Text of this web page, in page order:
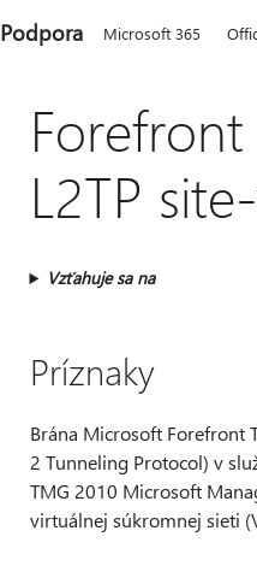
Podpora Microsoft 365
L2TP
Vzťahuje sa na
Príznaky
Brána Microsoft Forefront
2 Tunneling Protocol) v
TMG 2010 Microsoft
virtuálnej súkromnej sieti